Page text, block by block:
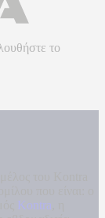
το
Kontra